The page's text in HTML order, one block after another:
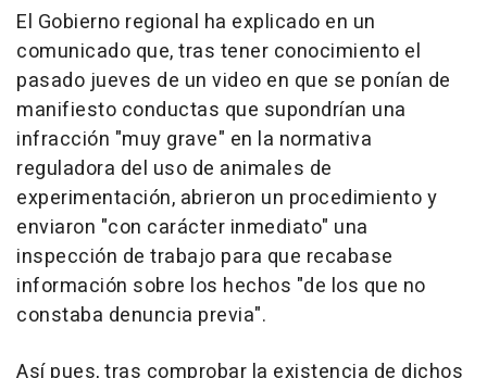
El Gobierno regional ha explicado en un
comunicado que, tras tener conocimiento el
pasado jueves de un video en que se ponían de
manifiesto conductas que supondrían una
infracción "muy grave" en la normativa
reguladora del uso de animales de
experimentación, abrieron un procedimiento y
enviaron "con carácter inmediato" una
inspección de trabajo para que recabase
información sobre los hechos "de los que no
constaba denuncia previa".
Así pues, tras comprobar la existencia de dichos